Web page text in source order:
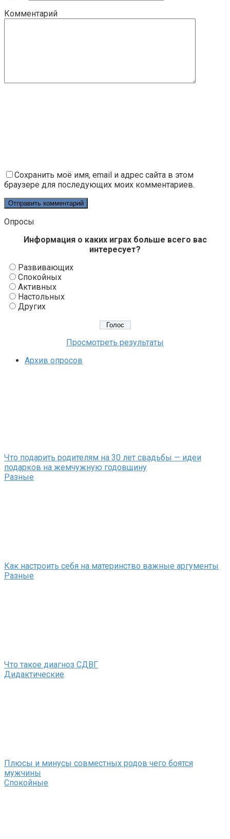
Комментарий
Сохранить моё имя, email и адрес сайта в этом
браузере для последующих моих комментариев.
Опросы
Информация о каких играх больше всего вас
интересует?
Развивающих
Спокойных
Активных
Настольных
Других
Просмотреть результаты
Архив опросов
Что подарить родителям на 30 лет свадьбы — идеи
подарков на жемчужную годовщину
Разные
Как настроить себя на материнство важные аргументы
Разные
Что такое диагноз СДВГ
Дидактические
Плюсы и минусы совместных родов чего боятся
мужчины
Спокойные